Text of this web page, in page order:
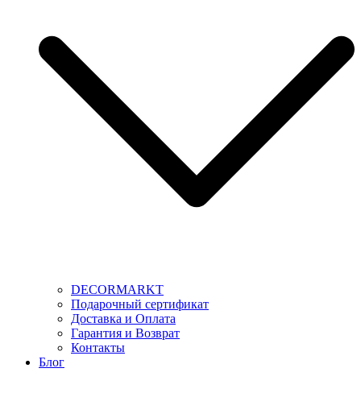
DECORMARKT
Подарочный сертификат
Доставка и Оплата
Гарантия и Возврат
Контакты
Блог